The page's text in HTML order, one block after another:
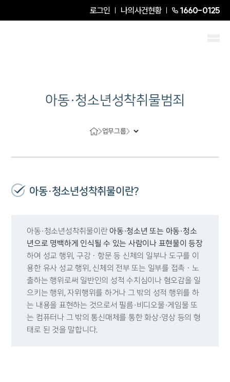
로그인 나의사건현황 1660-0125
아동·청소년성착취물범죄
업무그룹
아동·청소년성착취물이란?
아동·청소년성착취물이란 아동·청소년 또는 아동·청소
년으로 명백하게 인식될 수 있는 사람이나 표현물이 등장
하여 성교 행위, 구강ㆍ항문 등 신체의 일부나 도구를 이
용한 유사 성교 행위, 신체의 전부 또는 일부를 접촉ㆍ노
출하는 행위로써 일반인의 성적 수치심이나 혐오감을 일
으키는 행위, 자위행위를 하거나 그 밖의 성적 행위를 하
는 내용을 표현하는 것으로서 필름·비디오물·게임물 또
는 컴퓨터나 그 밖의 통신매체를 통한 화상·영상 등의 형
태로 된 것을 말합니다.